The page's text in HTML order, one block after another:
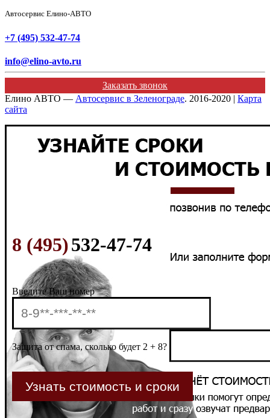
Автосервис Елино-АВТО
+7 (495) 532-47-74
info@elino-avto.ru
Заказать звонок
Елино АВТО — Автосервис в Зеленограде. 2016-2020 | Карта
сайта
8 (495)532-47-74
Введите Ваш номер
Защита от спама, сколько будет 2 + 8?